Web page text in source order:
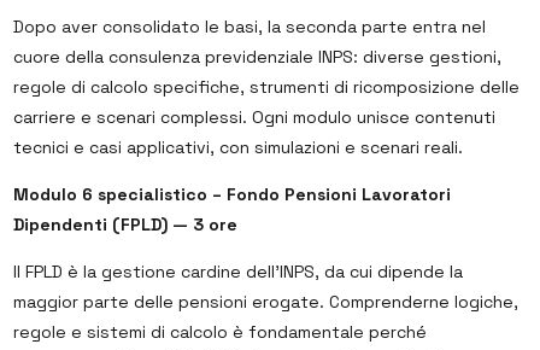
Dopo aver consolidato le basi, la seconda parte entra nel
cuore della consulenza previdenziale INPS: diverse gestioni,
regole di calcolo specifiche, strumenti di ricomposizione delle
carriere e scenari complessi. Ogni modulo unisce contenuti
tecnici e casi applicativi, con simulazioni e scenari reali.
Modulo 6 specialistico – Fondo Pensioni Lavoratori
Dipendenti (FPLD) — 3 ore
Il FPLD è la gestione cardine dell’INPS, da cui dipende la
maggior parte delle pensioni erogate. Comprenderne logiche,
regole e sistemi di calcolo è fondamentale perché